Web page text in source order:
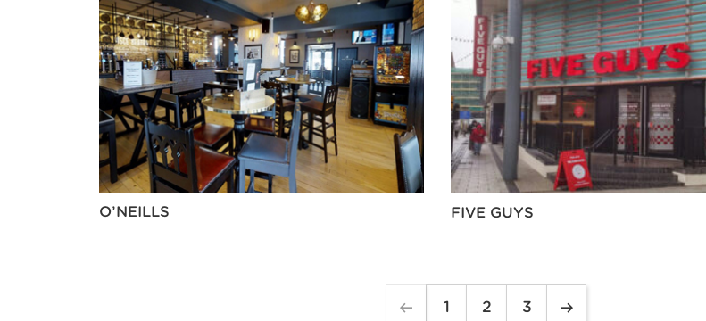
O’NEILLS FIVE GUYS
1 2 3